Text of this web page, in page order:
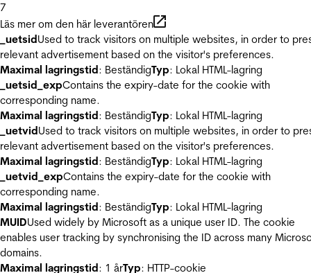
7
Läs mer om den här leverantören
_uetsidUsed to track visitors on multiple websites, in order to
relevant advertisement based on the visitor's preferences.
Maximal lagringstid: BeständigTyp: Lokal HTML-lagring
_uetsid_expContains the expiry-date for the cookie with
corresponding name.
Maximal lagringstid: BeständigTyp: Lokal HTML-lagring
_uetvidUsed to track visitors on multiple websites, in order to
relevant advertisement based on the visitor's preferences.
Maximal lagringstid: BeständigTyp: Lokal HTML-lagring
_uetvid_expContains the expiry-date for the cookie with
corresponding name.
Maximal lagringstid: BeständigTyp: Lokal HTML-lagring
MUIDUsed widely by Microsoft as a unique user ID. The cookie
enables user tracking by synchronising the ID across many
domains.
Maximal lagringstid: 1 årTyp: HTTP-cookie